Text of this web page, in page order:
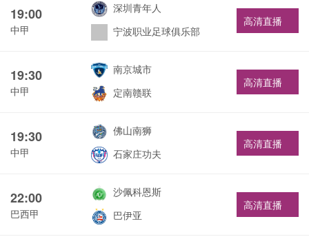
19:00
中甲
深圳青年人
宁波职业足球俱乐部
高清直播
19:30
中甲
南京城市
定南赣联
高清直播
19:30
中甲
佛山南狮
石家庄功夫
高清直播
22:00
巴西甲
沙佩科恩斯
巴伊亚
高清直播